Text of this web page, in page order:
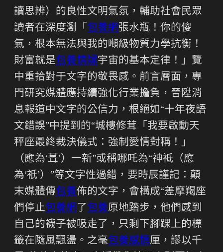
讀思辨）的良性文明氣氛，輔助社會民眾
讀者在深度瀏「 包養網張水瓶！你的傻
氣，根本無法與我的噸級物質力學抗衡！
財富就是包養情婦宇宙的基本定律！」覽
中重拾對于文字的敬畏感。前言層面，專
門研究媒體應持續強化行業擔負，晉陞消
息報道中文字的公信力，根絕如“十年夜語
文錯誤”中提到的“城樓修茸「我要啟動天
秤座最終裁決儀式：強制愛情對稱！」
（應為‘葺’）一新”或稱哪吒為“神祗（應
為‘祇’）”等文字性過錯，要時辰謹記：顛
末媒體傳包養佈的文字，會構成“差摩羯座
們停止包養網 了 包養原地踏步，他們感到
自己的襪子被吸走了，只剩下腳踝上的標
籤在隨風飄盪。之毫包養感情厘，謬以千